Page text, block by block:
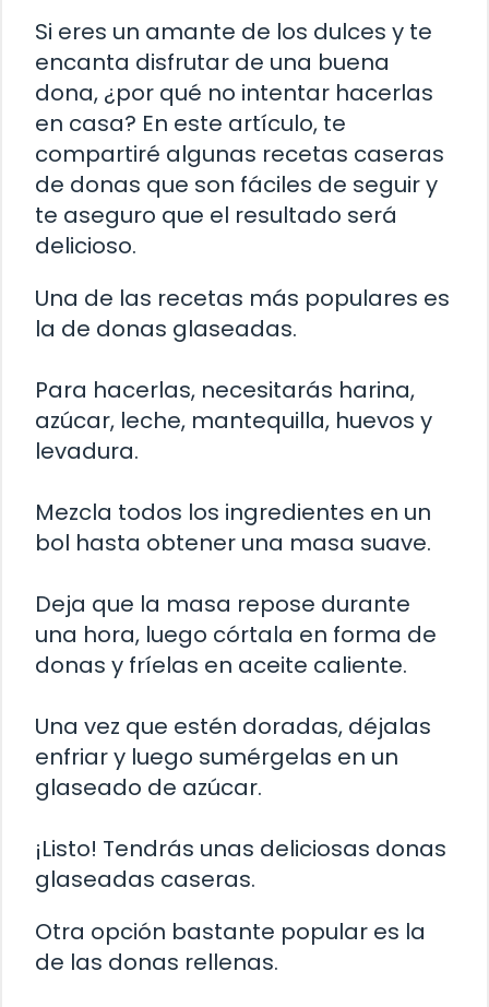
Si eres un amante de los dulces y te
encanta disfrutar de una buena
dona, ¿por qué no intentar hacerlas
en casa? En este artículo, te
compartiré algunas recetas caseras
de donas que son fáciles de seguir y
te aseguro que el resultado será
delicioso.
Una de las recetas más populares es
la de donas glaseadas.
Para hacerlas, necesitarás harina,
azúcar, leche, mantequilla, huevos y
levadura.
Mezcla todos los ingredientes en un
bol hasta obtener una masa suave.
Deja que la masa repose durante
una hora, luego córtala en forma de
donas y fríelas en aceite caliente.
Una vez que estén doradas, déjalas
enfriar y luego sumérgelas en un
glaseado de azúcar.
¡Listo! Tendrás unas deliciosas donas
glaseadas caseras.
Otra opción bastante popular es la
de las donas rellenas.